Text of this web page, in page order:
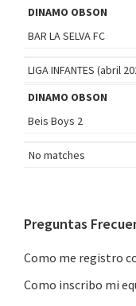
DINAMO OBSON
BAR LA SELVA FC
LIGA INFANTES (abril
DINAMO OBSON
Beis Boys 2
No matches
Primary
Sidebar
Preguntas
Como me registro
Como inscribo mi